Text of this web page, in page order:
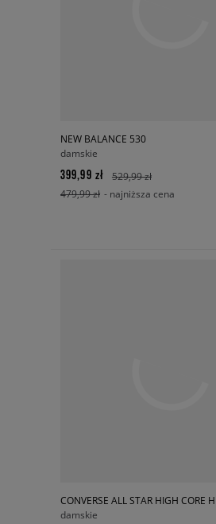
NEW BALANCE 530
damskie
399,99 zł
529,99 zł
479,99 zł - najniższa cena
CONVERSE ALL STAR HIGH CORE HI
damskie